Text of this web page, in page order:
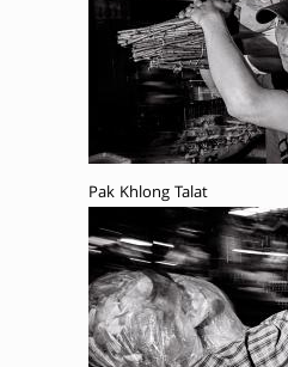
Pak Khlong Talat